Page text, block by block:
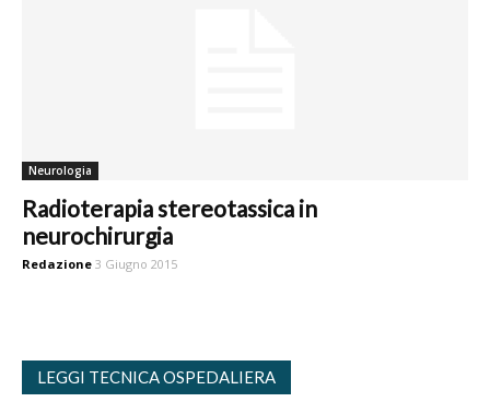
Neurologia
Radioterapia stereotassica in
neurochirurgia
Redazione 3 Giugno 2015
LEGGI TECNICA OSPEDALIERA